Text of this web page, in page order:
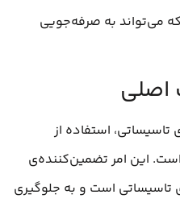
می‌تواند به صرفه‌جویی
اصلی
استفاده از
این امر تضمین‌کننده‌ی
تاسیساتی است و به جلوگیری